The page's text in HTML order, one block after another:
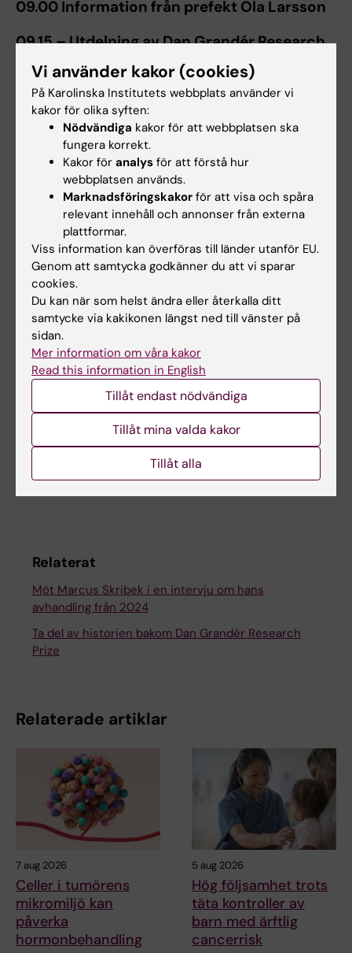
09.00 Information från prefekt Ola Larsson
09.15 – Utdelning av Dan Grandér Research
Prize 2024
Forskningspresentation:“Optimizing
Immunotherapy in Advanced Non-Small Cell
Lung Cancer: Clinical Challenges and Novel
Solutions”, Marcus Skribek, postdoktor vid
institutionen för onkologi-patologi och klinisk
onkolog vid Karolinska Universitetssjukhuset.
Anslut till Zoom-mötet
Tags
Cancer och onkologi
Jenny Hawkes 2025-09-11
Dela
Relaterat
Möt Marcus Skribek i en intervju om hans
avhandling från 2024
Ta del av historien bakom Dan Grandér Research
Prize
Relaterade artiklar
7 aug 2026
Celler i tumörens
mikromiljö kan
påverka
hormonbehandling
5 aug 2026
Hög följsamhet trots
täta kontroller av
barn med ärftlig
cancerrisk
Vi använder kakor (cookies)
På Karolinska Institutets webbplats använder vi
kakor för olika syften:
Nödvändiga kakor för att webbplatsen ska
fungera korrekt.
Kakor för analys för att förstå hur
webbplatsen används.
Marknadsföringskakor för att visa och spåra
relevant innehåll och annonser från externa
plattformar.
Viss information kan överföras till länder utanför EU.
Genom att samtycka godkänner du att vi sparar
cookies.
Du kan när som helst ändra eller återkalla ditt
samtycke via kakikonen längst ned till vänster på
sidan.
Mer information om våra kakor
Read this information in English
Tillåt endast nödvändiga
Tillåt mina valda kakor
Tillåt alla